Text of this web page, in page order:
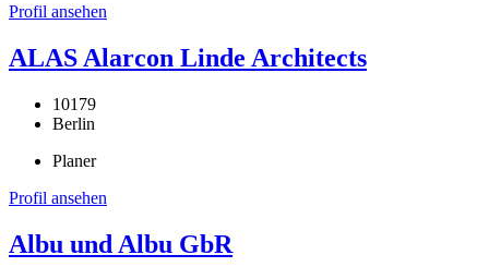
Profil ansehen
ALAS Alarcon Linde Architects
10179
Berlin
Planer
Profil ansehen
Albu und Albu GbR